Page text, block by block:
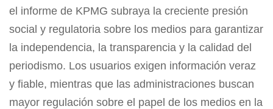
el informe de KPMG subraya la creciente presión
social y regulatoria sobre los medios para garantizar
la independencia, la transparencia y la calidad del
periodismo. Los usuarios exigen información veraz
y fiable, mientras que las administraciones buscan
mayor regulación sobre el papel de los medios en la